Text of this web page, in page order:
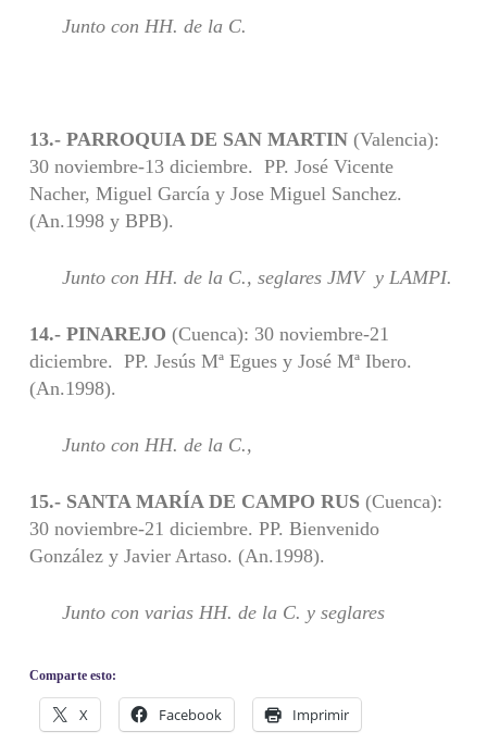
Junto con HH. de la C.
13.- PARROQUIA DE SAN MARTIN(Valencia):
30 noviembre-13 diciembre. PP. José Vicente
Nacher, Miguel García y Jose Miguel Sanchez.
(An.1998 y BPB).
Junto con HH. de la C., seglares JMV y LAMPI.
14.- PINAREJO (Cuenca): 30 noviembre-21
diciembre. PP. Jesús Mª Egues y José Mª Ibero.
(An.1998).
Junto con HH. de la C.,
15.- SANTA MARÍA DE CAMPO RUS(Cuenca):
30 noviembre-21 diciembre. PP. Bienvenido
González y Javier Artaso. (An.1998).
Junto con varias HH. de la C. y seglares
Comparte esto:
X Facebook Imprimir